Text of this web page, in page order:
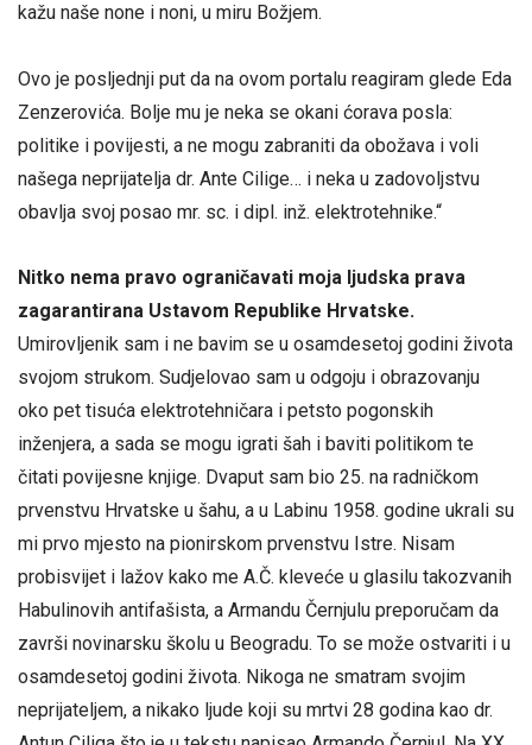
kažu naše none i noni, u miru Božjem.
Ovo je posljednji put da na ovom portalu reagiram glede Eda
Zenzerovića. Bolje mu je neka se okani ćorava posla:
politike i povijesti, a ne mogu zabraniti da obožava i voli
našega neprijatelja dr. Ante Cilige… i neka u zadovoljstvu
obavlja svoj posao mr. sc. i dipl. inž. elektrotehnike.“
Nitko nema pravo ograničavati moja ljudska prava
zagarantirana Ustavom Republike Hrvatske.
Umirovljenik sam i ne bavim se u osamdesetoj godini života
svojom strukom. Sudjelovao sam u odgoju i obrazovanju
oko pet tisuća elektrotehničara i petsto pogonskih
inženjera, a sada se mogu igrati šah i baviti politikom te
čitati povijesne knjige. Dvaput sam bio 25. na radničkom
prvenstvu Hrvatske u šahu, a u Labinu 1958. godine ukrali su
mi prvo mjesto na pionirskom prvenstvu Istre. Nisam
probisvijet i lažov kako me A.Č. kleveće u glasilu takozvanih
Habulinovih antifašista, a Armandu Černjulu preporučam da
završi novinarsku školu u Beogradu. To se može ostvariti i u
osamdesetoj godini života. Nikoga ne smatram svojim
neprijateljem, a nikako ljude koji su mrtvi 28 godina kao dr.